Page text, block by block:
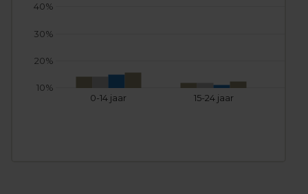
0-14 jaar 15-24 jaar
10%
20%
30%
40%